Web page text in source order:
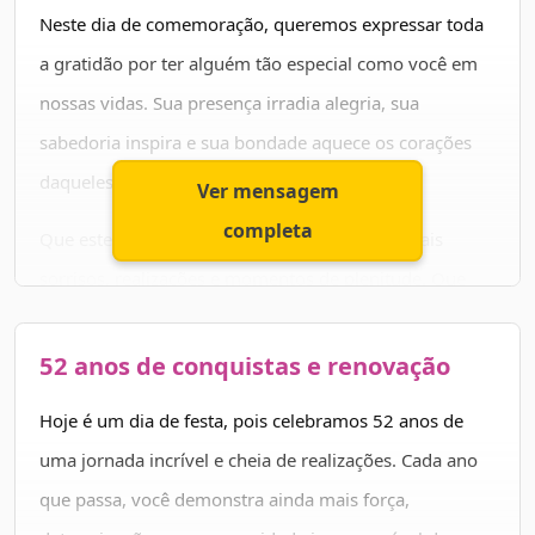
Parabéns pelos seus 52 anos! Que a felicidade seja sua
eterna companheira e que o amor continue guiando
seus passos, hoje e sempre.
Neste dia de comemoração, queremos expressar toda
a gratidão por ter alguém tão especial como você em
nossas vidas. Sua presença irradia alegria, sua
sabedoria inspira e sua bondade aquece os corações
daqueles que têm a sorte de conhecê-lo.
Que este novo ciclo seja marcado por ainda mais
cada novo dia traga consigo a certeza de que sua
jornada é valiosa e que seu legado perdurará por
Parabéns pelos seus 52 anos! Que a vida continue
presenteando-o com saúde, felicidade e amor em
Ver mensagem
completa
52 anos de conquistas e renovação
Hoje é um dia de festa, pois celebramos 52 anos de
uma jornada incrível e cheia de realizações. Cada ano
que passa, você demonstra ainda mais força,